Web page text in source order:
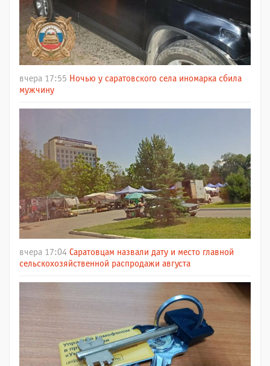
вчера 17:55 Ночью у саратовского села иномарка сбила
мужчину
вчера 17:04 Саратовцам назвали дату и место главной
сельскохозяйственной распродажи августа